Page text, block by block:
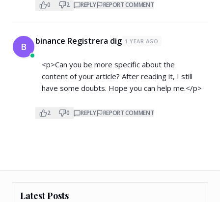
0 2 REPLY REPORT COMMENT
B binance Registrera dig 1 YEAR AGO
<p>Can you be more specific about the
content of your article? After reading it, I still
have some doubts. Hope you can help me.</p>
2 0 REPLY REPORT COMMENT
Latest Posts